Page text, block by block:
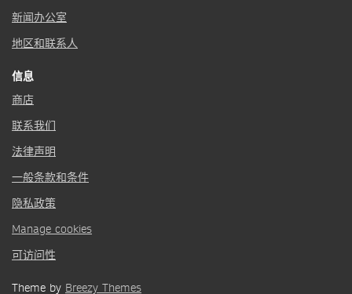
新闻办公室
地区和联系人
信息
商店
联系我们
法律声明
一般条款和条件
隐私政策
Manage cookies
可访问性
Theme by Breezy Themes